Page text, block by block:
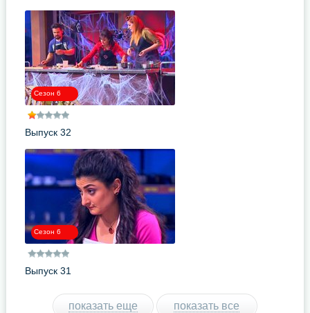
Сезон 6
Выпуск 32
Сезон 6
Выпуск 31
показать еще показать все